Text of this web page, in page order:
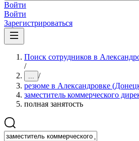
Войти
Войти
Зарегистрироваться
Поиск сотрудников в
/
... /
резюме в Александровке
заместитель коммерческого
полная занятость